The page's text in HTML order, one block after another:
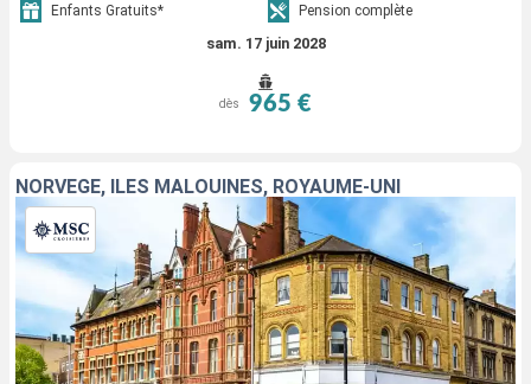
Enfants Gratuits*
Pension complète
sam. 17 juin 2028
dès 965 €
NORVÈGE, ÎLES MALOUINES, ROYAUME-UNI